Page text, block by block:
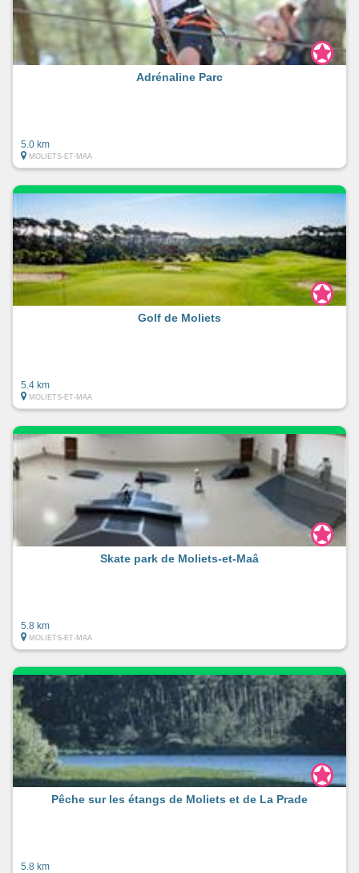
Adrénaline Parc
5.0 km
MOLIETS-ET-MAA
Golf de Moliets
5.4 km
MOLIETS-ET-MAA
Skate park de Moliets-et-Maâ
5.8 km
MOLIETS-ET-MAA
Pêche sur les étangs de Moliets et de La Prade
5.8 km